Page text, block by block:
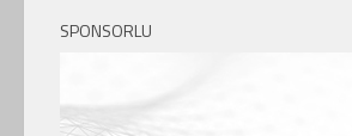
SPONSORLU